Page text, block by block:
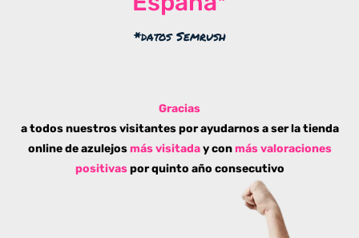
*datos Semrush
Gracias
a todos nuestros visitantes por ayudarnos a ser la tienda
online de azulejos más visitaday conmás valoraciones
positivaspor quinto año consecutivo